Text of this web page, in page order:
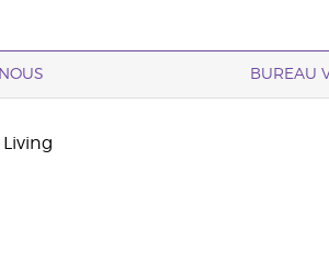
BUREAU